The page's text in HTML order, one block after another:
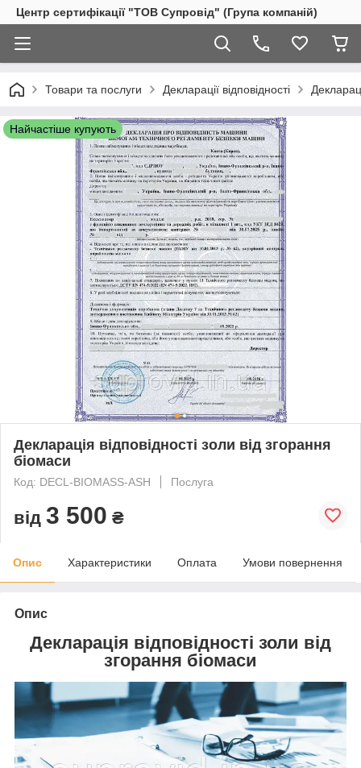
Центр сертифікації "ТОВ Супровід" (Група компаній)
Товари та послуги Декларації відповідності
Найчастіше купують
Декларація відповідності золи від згорання
біомаси
Код: DECL-BIOMASS-ASH Послуга
від 3 500 ₴
Опис Характеристики Оплата Умови повернення
Опис
Декларація відповідності золи від
згорання біомаси